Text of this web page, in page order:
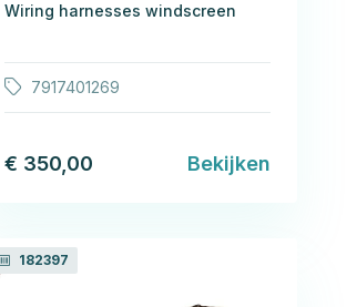
Wiring harnesses windscreen
7917401269
€ 350,00 Bekijken
182397